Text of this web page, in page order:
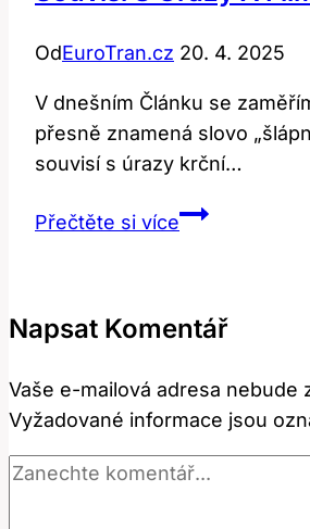
OdEuroTran.cz 20. 4. 2025
V dnešním Článku se
přesně znamená slovo
souvisí s úrazy krční…
Přečtěte si víceWhiplash:
souvisí
úrazy
a
filmem?
Napsat Komentář
Vaše e-mailová adresa nebude
Vyžadované informace jsou